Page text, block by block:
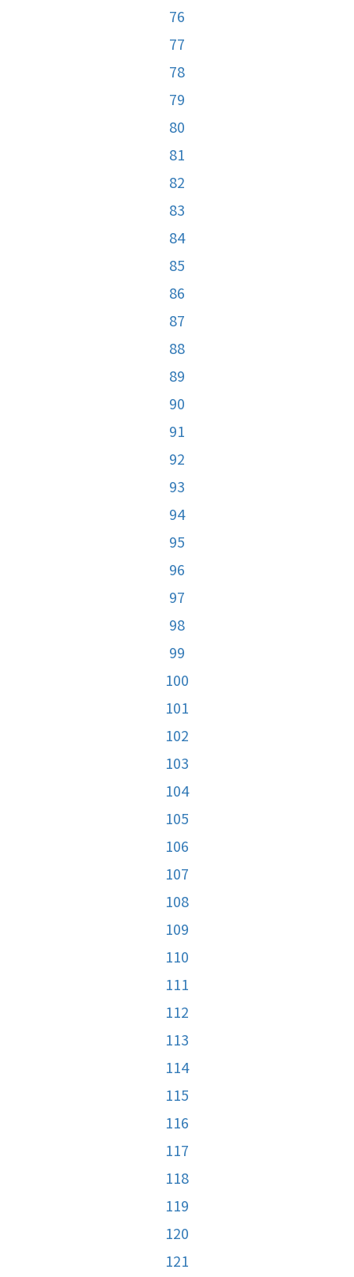
76
77
78
79
80
81
82
83
84
85
86
87
88
89
90
91
92
93
94
95
96
97
98
99
100
101
102
103
104
105
106
107
108
109
110
111
112
113
114
115
116
117
118
119
120
121